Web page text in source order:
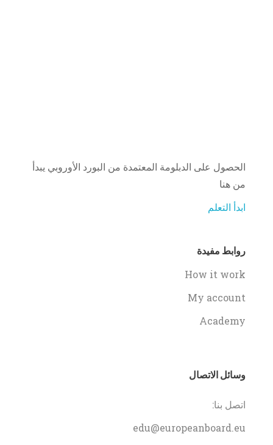
الحصول على الدبلومة المعتمدة من البورد الأوروبي يبدأ
من هنا
ابدأ التعلم
روابط مفيدة
How it work
My account
Academy
وسائل الاتصال
اتصل بنا:
edu@europeanboard.eu